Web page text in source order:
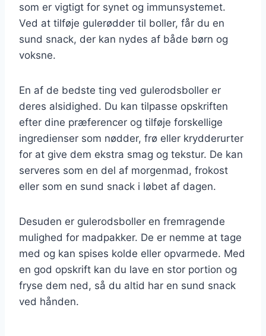
som er vigtigt for synet og immunsystemet.
Ved at tilføje gulerødder til boller, får du en
sund snack, der kan nydes af både børn og
voksne.
En af de bedste ting ved gulerodsboller er
deres alsidighed. Du kan tilpasse opskriften
efter dine præferencer og tilføje forskellige
ingredienser som nødder, frø eller krydderurter
for at give dem ekstra smag og tekstur. De kan
serveres som en del af morgenmad, frokost
eller som en sund snack i løbet af dagen.
Desuden er gulerodsboller en fremragende
mulighed for madpakker. De er nemme at tage
med og kan spises kolde eller opvarmede. Med
en god opskrift kan du lave en stor portion og
fryse dem ned, så du altid har en sund snack
ved hånden.